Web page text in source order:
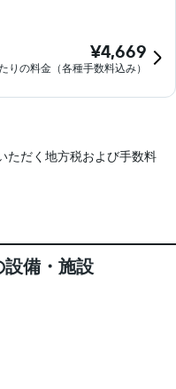
¥4,669
りの料金（各種手数料込み）
ただく地方税および手数料
備・施設